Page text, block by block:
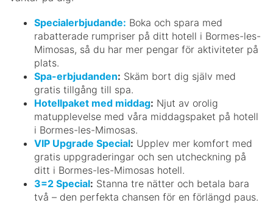
Specialerbjudande: Boka och spara med
rabatterade rumpriser på ditt hotell i Bormes-les-
Mimosas, så du har mer pengar för aktiviteter på
plats.
Spa-erbjudanden: Skäm bort dig själv med
gratis tillgång till spa.
Hotellpaket med middag: Njut av orolig
matupplevelse med våra middagspaket på hotell
i Bormes-les-Mimosas.
VIP Upgrade Special: Upplev mer komfort med
gratis uppgraderingar och sen utcheckning på
ditt i Bormes-les-Mimosas hotell.
3=2 Special: Stanna tre nätter och betala bara
två – den perfekta chansen för en förlängd paus.